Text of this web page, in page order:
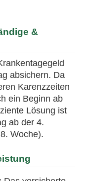
&
absichern. Da
Karenzzeiten
ein Beginn ab
Lösung ist
ab der 4.
Woche).